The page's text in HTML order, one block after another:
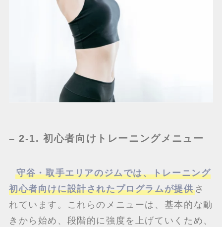
– 2-1. 初心者向けトレーニングメニュー
守谷・取手エリアのジムでは、トレーニング
初心者向けに設計されたプログラムが提供さ
れています。これらのメニューは、基本的な動
きから始め、段階的に強度を上げていくため、